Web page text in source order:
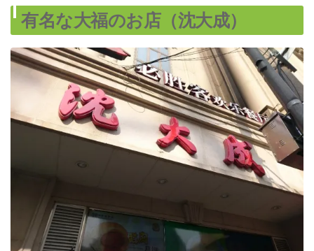
有名な大福のお店（沈大成）